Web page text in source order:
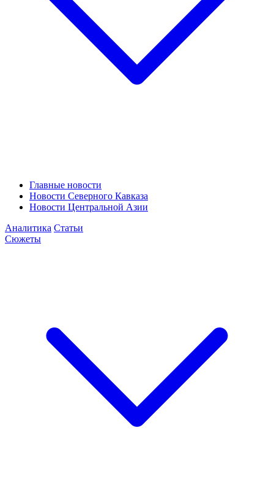
Главные новости
Новости Северного Кавказа
Новости Центральной Азии
Аналитика Статьи
Сюжеты